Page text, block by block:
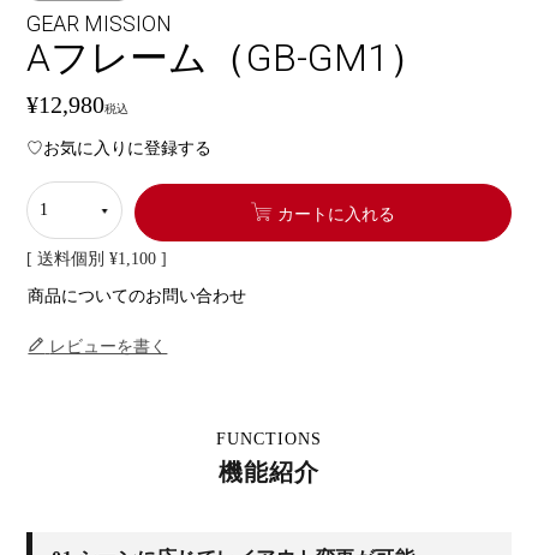
GEAR MISSION
Aフレーム（GB-GM1）
¥12,980税込
お気に入りに登録する
カートに入れる
送料個別 ¥1,100
商品についてのお問い合わせ
レビューを書く
FUNCTIONS
機能紹介